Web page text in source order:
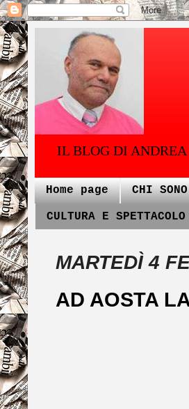
IL BLOG DI
Home page CHI SONO
CULTURA E SPETTACOLO
MARTEDÌ 4
AD AOSTA